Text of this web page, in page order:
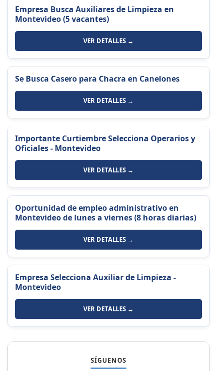
Empresa Busca Auxiliares de Limpieza en
Montevideo (5 vacantes)
VER DETALLES →
Se Busca Casero para Chacra en Canelones
VER DETALLES →
Importante Curtiembre Selecciona Operarios y
Oficiales - Montevideo
VER DETALLES →
Oportunidad de empleo administrativo en
Montevideo de lunes a viernes (8 horas diarias)
VER DETALLES →
Empresa Selecciona Auxiliar de Limpieza -
Montevideo
VER DETALLES →
SÍGUENOS